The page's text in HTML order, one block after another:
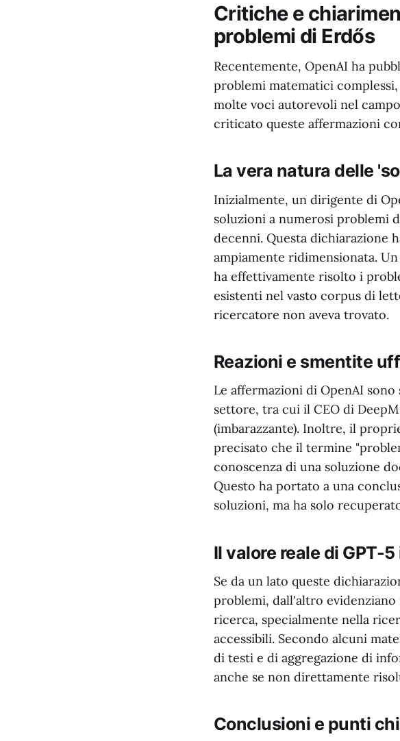
Critiche e
problemi di Erdős
Recentemente, OpenAI ha
problemi matematici
molte voci autorevoli nel
criticato queste affermazioni
La vera natura delle
Inizialmente, un dirigente di
soluzioni a numerosi problemi
decenni. Questa dichiarazione
ampiamente ridimensionata.
ha effettivamente risolto i
esistenti nel vasto corpus di
ricercatore non aveva trovato.
Reazioni e smentite
Le affermazioni di OpenAI
settore, tra cui il CEO di
(imbarazzante). Inoltre, il
precisato che il termine
conoscenza di una soluzione
Questo ha portato a una
soluzioni, ma ha solo
Il valore reale di GPT-
Se da un lato queste
problemi, dall'altro
ricerca, specialmente nella
accessibili. Secondo alcuni
di testi e di aggregazione di
anche se non direttamente
Conclusioni e punti